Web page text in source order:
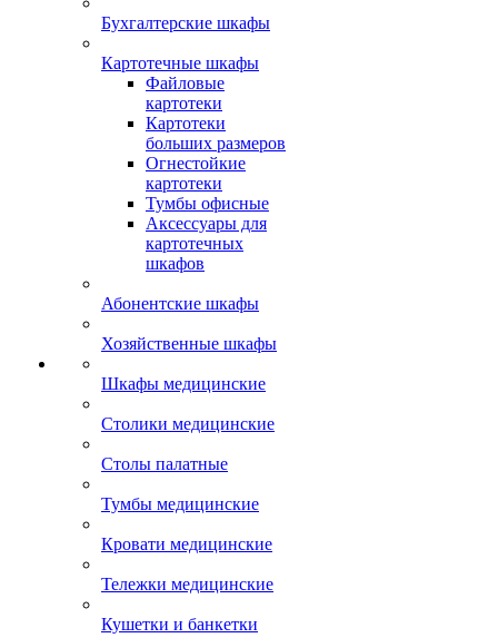
Бухгалтерские шкафы
Картотечные шкафы
Файловые
картотеки
Картотеки
больших размеров
Огнестойкие
картотеки
Тумбы офисные
Аксессуары для
картотечных
шкафов
Абонентские шкафы
Хозяйственные шкафы
Шкафы медицинские
Столики медицинские
Столы палатные
Тумбы медицинские
Кровати медицинские
Тележки медицинские
Кушетки и банкетки